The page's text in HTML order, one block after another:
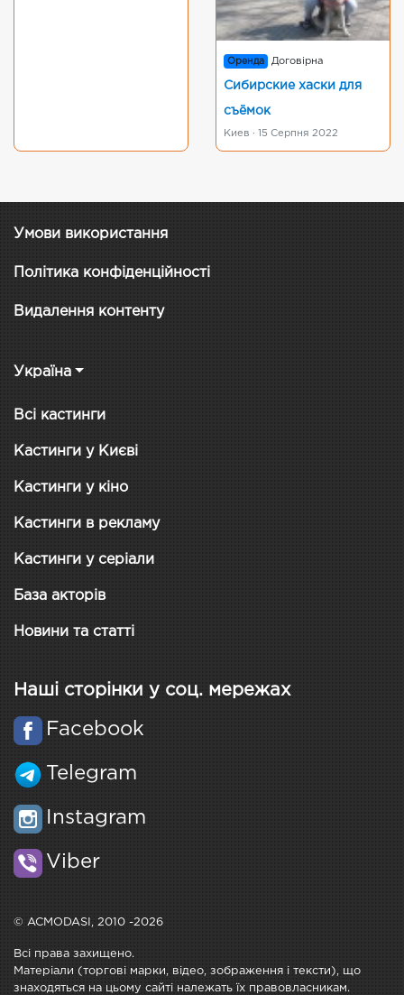
Оренда Договірна
Сибирские хаски для
съёмок
Киев · 15 Серпня 2022
Умови використання
Політика конфіденційності
Видалення контенту
Україна
Всі кастинги
Кастинги у Києві
Кастинги у кіно
Кастинги в рекламу
Кастинги у серіали
База акторів
Новини та статті
Наші сторінки у соц. мережах
Facebook
Telegram
Instagram
Viber
© ACMODASI, 2010 -2026
Всі права захищено.
Матеріали (торгові марки, відео, зображення і тексти), що
знаходяться на цьому сайті належать їх правовласникам.